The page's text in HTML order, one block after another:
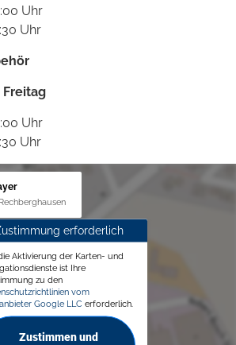
Uhr
Uhr
Freitag
Uhr
Uhr
erforderlich
Aktivierung der Karten- und
ist Ihre
zu den
vom
Google LLC erforderlich.
Zustimmen und